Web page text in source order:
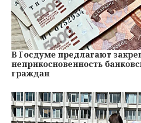
В Госдуме предлагают
неприкосновенность
граждан